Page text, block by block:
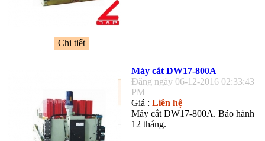
Chi tiết
Máy cắt DW17-800A
Đăng ngày 06-12-2016 02:33:43
PM
Giá : Liên hệ
Máy cắt DW17-800A. Bảo hành
12 tháng.